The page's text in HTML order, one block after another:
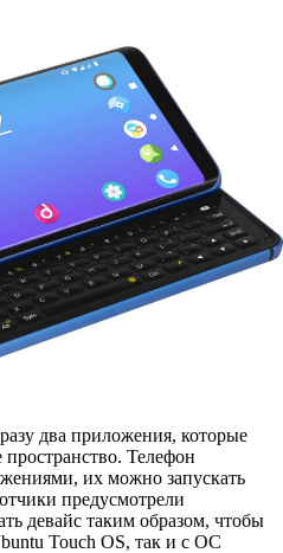
два приложения, которые
Телефон
их можно запускать
предусмотрели
девайс таким образом, чтобы
Touch OS, так и с ОС